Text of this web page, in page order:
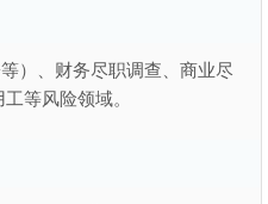
）、财务尽职调查、商业尽
等风险领域。